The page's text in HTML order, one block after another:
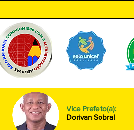
Vice Prefeito(a):
Dorivan Sobral